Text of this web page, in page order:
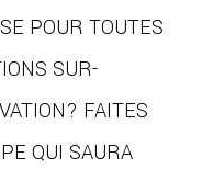
POUR TOUTES
SUR-
FAITES
QUI SAURA